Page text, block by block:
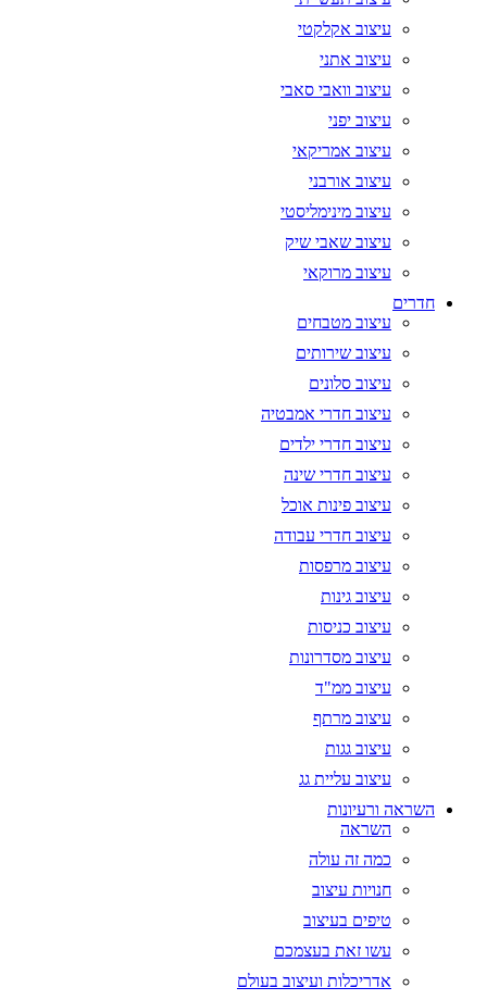
עיצוב אקלקטי
עיצוב אתני
עיצוב וואבי סאבי
עיצוב יפני
עיצוב אמריקאי
עיצוב אורבני
עיצוב מינימליסטי
עיצוב שאבי שיק
עיצוב מרוקאי
חדרים
עיצוב מטבחים
עיצוב שירותים
עיצוב סלונים
עיצוב חדרי אמבטיה
עיצוב חדרי ילדים
עיצוב חדרי שינה
עיצוב פינות אוכל
עיצוב חדרי עבודה
עיצוב מרפסות
עיצוב גינות
עיצוב כניסות
עיצוב מסדרונות
עיצוב ממ"ד
עיצוב מרתף
עיצוב גגות
עיצוב עליית גג
השראה ורעיונות
השראה
כמה זה עולה
חנויות עיצוב
טיפים בעיצוב
עשו זאת בעצמכם
אדריכלות ועיצוב בעולם